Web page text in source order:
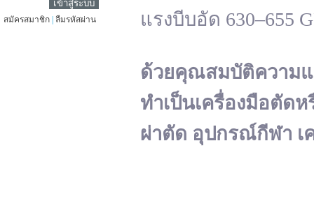
สมัครสมาชิก ลืมรหัสผ่าน
แรงบีบอัด 630–655
ด้วยคุณสมบัติความแ
ทำเป็นเครื่องมือตัดห
ผ่าตัด อุปกรณ์กีฬา เ